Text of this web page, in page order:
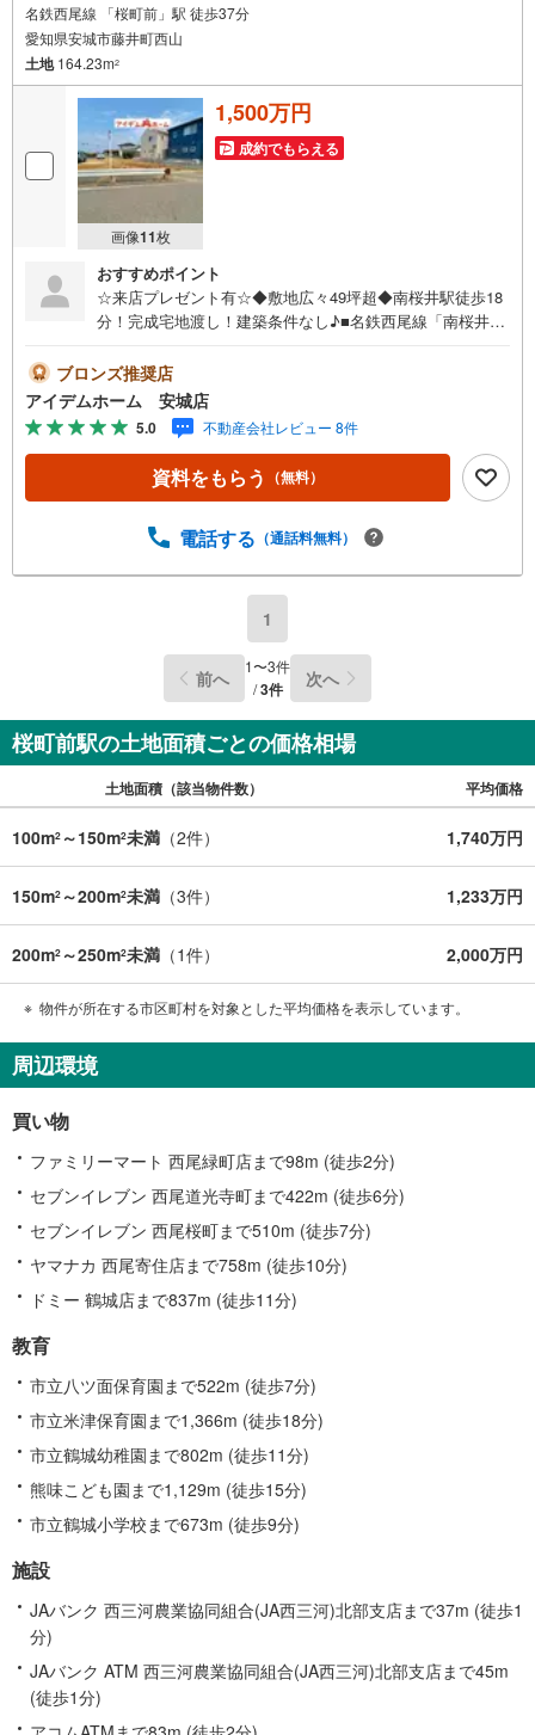
名鉄西尾線 「桜町前」駅 徒歩37分
愛知県安城市藤井町西山
土地164.23m2
画像11枚
1,500万円
成約でもらえる
おすすめポイント
☆来店プレゼント有☆◆敷地広々49坪超◆南桜井駅徒歩18
分！完成宅地渡し！建築条件なし♪■名鉄西尾線「南桜井」
のため、お好きなハウスメーカーで建築可能♪■ライフライ
ン工事済・造成完了済の完成宅地渡し！《本日見学OK！》
営業時間内（9:00～19:00）は、下記電話フォームよりお電
話をして頂けるとスムーズに見学のご案内ができます。＜
自己資金0円でも大丈夫！＞*水曜日も営業しております！*
今から見たい！聞きたい！にスピード対応！*自己資金なし
画でご不安な方もおまかせください！■ご来店のメリット・
し中物件の商談などの販売状況や工事進捗状況の提供・豊
紹介～*アイデムホームではお客様第一での営業を心掛けて
おります*～是非お気軽にお問い合わせくださいませ！
ブロンズ推奨店
アイデムホーム 安城店
5.0 不動産会社レビュー 8件
資料をもらう （無料）
電話する （通話料無料）
1
前へ 1〜3件
/3件 次へ
桜町前駅の土地面積ごとの価格相場
土地面積（該当物件数） 平均価格
100m2 ～150m2未満 （2件） 1,740万円
150m2 ～200m2未満 （3件） 1,233万円
200m2 ～250m2未満 （1件） 2,000万円
物件が所在する市区町村を対象とした平均価格を表示しています。
周辺環境
買い物
ファミリーマート 西尾緑町店まで98m (徒歩2分)
セブンイレブン 西尾道光寺町まで422m (徒歩6分)
セブンイレブン 西尾桜町まで510m (徒歩7分)
ヤマナカ 西尾寄住店まで758m (徒歩10分)
ドミー 鶴城店まで837m (徒歩11分)
教育
市立八ツ面保育園まで522m (徒歩7分)
市立米津保育園まで1,366m (徒歩18分)
市立鶴城幼稚園まで802m (徒歩11分)
熊味こども園まで1,129m (徒歩15分)
市立鶴城小学校まで673m (徒歩9分)
施設
JAバンク 西三河農業協同組合(JA西三河)北部支店まで37m (徒歩1
分)
JAバンク ATM 西三河農業協同組合(JA西三河)北部支店まで45m
(徒歩1分)